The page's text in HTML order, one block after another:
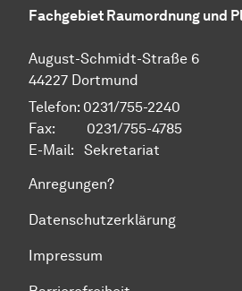
Fachgebiet Raumordnung und
August-Schmidt-Straße 6
44227 Dortmund
Telefon: 0231/755-2240
Fax: 0231/755-4785
E-Mail: Sekretariat
Anregungen?
Datenschutzerklärung
Impressum